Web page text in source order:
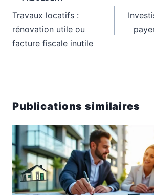
de
l’article
Travaux locatifs :
rénovation utile ou
facture fiscale inutile
Publications similaires